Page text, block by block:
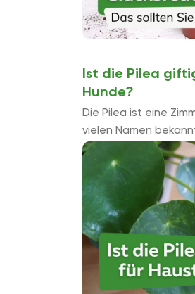
Ist die Pilea
Hunde?
Die Pilea ist eine
vielen Namen
Bauchnabelpflanze,
Glückstaler. Wenn
Tieren zusammen